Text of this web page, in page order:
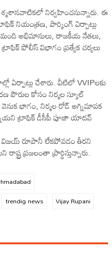
నిర్వహించనున్నారు. ఈ
నియంత్రణ, పార్కింగ్ ఏర్పాట్లు
అభిమానులు, రాజకీయ నేతలు,
పోలీస్ విభాగం ప్రత్యేక చర్యలు
ఏర్పాట్లు చేశారు. వీటిలో VVIPలకు
పౌరుల కోసం నిర్మల స్కూల్
భాగం, నిర్మల రోడ్ అగ్నిమాపక
ట్రాఫిక్ డీసీపీ పూజా యాదవ్
విజయ్ రూపానీ లేకపోవడం తీరని
ప్రజలంతా ప్రార్థిస్తున్నారు.
trendig news
Vijay Rupani